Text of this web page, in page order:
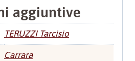
aggiuntive
TERUZZI Tarcisio
Carrara